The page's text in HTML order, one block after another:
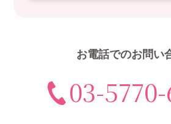
お電話でのお問い
03-